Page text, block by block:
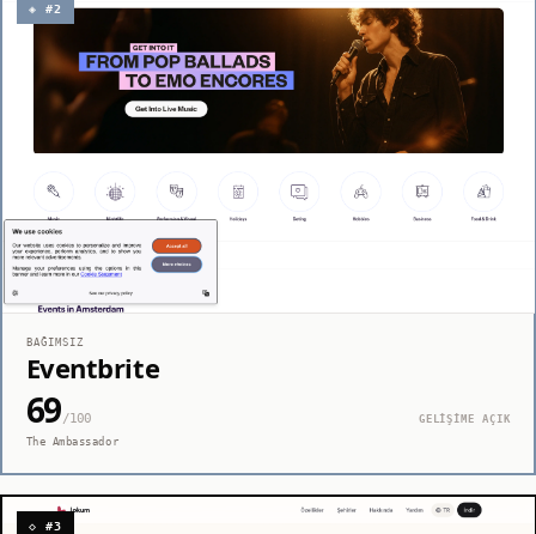
◈ #2
BAĞIMSIZ
Eventbrite
69/100
GELİŞİME AÇIK
The Ambassador
◇ #3